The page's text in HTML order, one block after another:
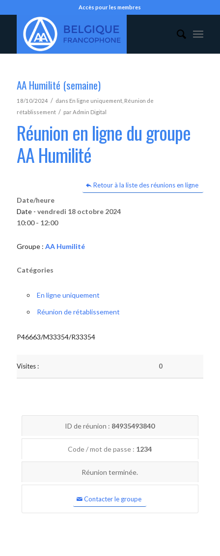
Accès pour les membres
AA Humilité (semaine)
18/10/2024 / dans En ligne uniquement, Réunion de
rétablissement / parAdmin Digital
Réunion en ligne du groupe
AA Humilité
Retour à la liste des réunions en ligne
Date/heure
Date - vendredi 18 octobre 2024
10:00 - 12:00
Groupe : AA Humilité
Catégories
En ligne uniquement
Réunion de rétablissement
P46663/M33354/R33354
Visites : 0
ID de réunion : 84935493840
Code / mot de passe : 1234
Réunion terminée.
Contacter le groupe